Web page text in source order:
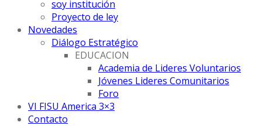
soy institución
Proyecto de ley
Novedades
Diálogo Estratégico
EDUCACION
Academia de Lideres Voluntarios
Jóvenes Lideres Comunitarios
Foro
VI FISU America 3×3
Contacto